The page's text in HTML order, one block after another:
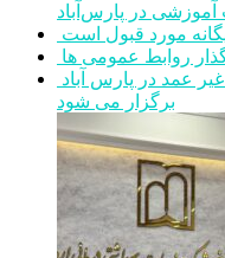
در پارس‌آباد
روابط عمومی ها
برگزار می شود